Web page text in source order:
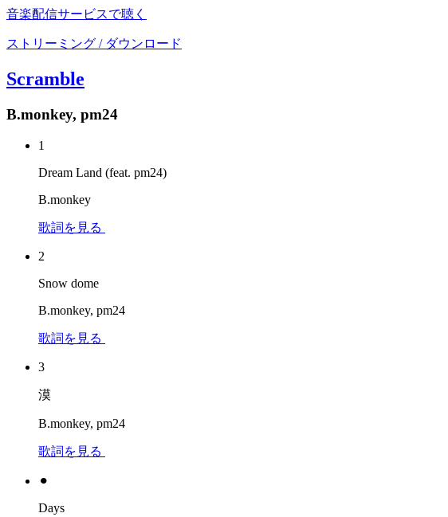
音楽配信サービスで聴く
ストリーミング / ダウンロード
Scramble
B.monkey, pm24
1
Dream Land (feat. pm24)
B.monkey
歌詞を見る
2
Snow dome
B.monkey, pm24
歌詞を見る
3
漠
B.monkey, pm24
歌詞を見る
⚫︎
Days